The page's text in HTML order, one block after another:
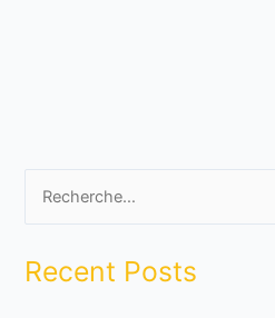
c
Recent Posts